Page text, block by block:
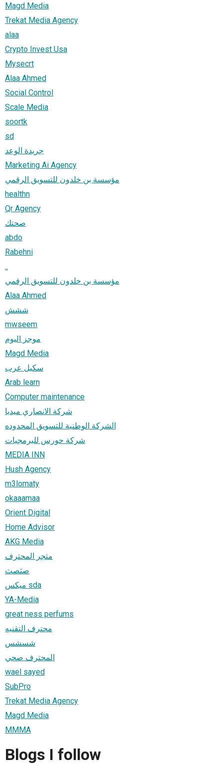
Magd Media
Trekat Media Agency
alaa
Crypto Invest Usa
Mysecrt
Alaa Ahmed
Social Control
Scale Media
soortk
sd
جريدة الوعد
Marketing Ai Agency
مؤسسة بن خلدون للتسويق الرقمي
healthn
Qr Agency
صحتك
abdo
Rabehni
..
مؤسسة بن خلدون للتسويق الرقمي
Alaa Ahmed
ششش
mwseem
موجز اليوم
Magd Media
سكيل عرب
Arab learn
Computer maintenance
شركة الانصاري ميديا
الشركة الوطنية للتسويق المحدوده
شركة حورس للبرمجيات
MEDIA INN
Hush Agency
m3lomaty
okaaamaa
Orient Digital
Home Advisor
AKG Media
متجر المحترف
صثصث
ميكس sda
YA-Media
great ness perfums
محترف التقنيه
شسشس
المحترف صحي
wael sayed
SubPro
Trekat Media Agency
Magd Media
MMMA
Blogs I follow